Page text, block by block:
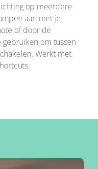
op meerdere
aan met je
of door de
om tussen
Werkt met